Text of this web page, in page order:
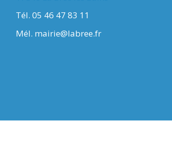
Tél. 05 46 47 83 11
Mél. mairie@labree.fr